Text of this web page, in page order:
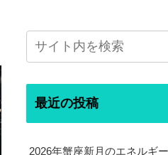
最近の投稿
2026年蟹座新月のエネルギ